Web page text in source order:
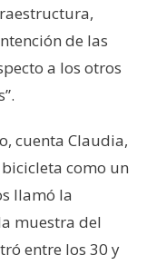
de las
a los otros
cuenta Claudia,
como un
llamó la
muestra del
entre los 30 y